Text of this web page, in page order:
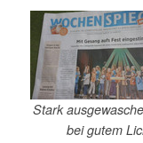
Stark
bei gutem